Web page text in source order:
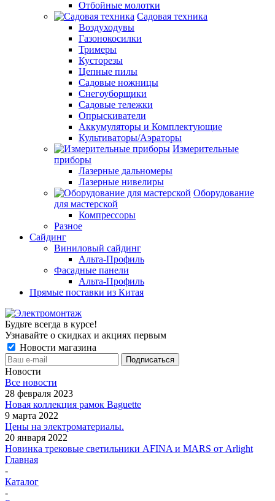
Отбойные молотки
Садовая техника
Воздуходувы
Газонокосилки
Тримеры
Кусторезы
Цепные пилы
Садовые ножницы
Снегоуборщики
Садовые тележки
Опрыскиватели
Аккумуляторы и Комплектующие
Культиваторы/Аэраторы
Измерительные
приборы
Лазерные дальномеры
Лазерные нивелиры
Оборудование
для мастерской
Компрессоры
Разное
Сайдинг
Виниловый сайдинг
Альта-Профиль
Фасадные панели
Альта-Профиль
Прямые поставки из Китая
Будьте всегда в курсе!
Узнавайте о скидках и акциях первым
Новости магазина
Новости
Все новости
28 февраля 2023
Новая коллекция рамок Baguette
9 марта 2022
Цены на электроматериалы.
20 января 2022
Новинка трековые светильники AFINA и MARS от Arlight
Главная
-
Каталог
-